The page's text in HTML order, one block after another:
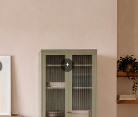
+